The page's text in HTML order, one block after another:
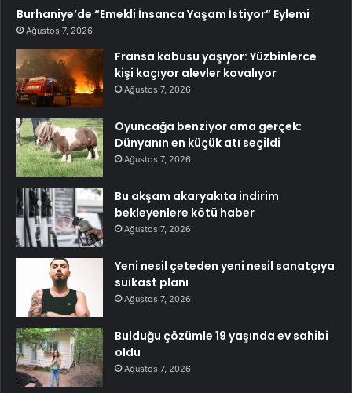
Burhaniye’de “Emekli İnsanca Yaşam İstiyor” Eylemi
Ağustos 7, 2026
Fransa kabusu yaşıyor: Yüzbinlerce
kişi kaçıyor alevler kovalıyor
Ağustos 7, 2026
Oyuncağa benziyor ama gerçek:
Dünyanın en küçük atı seçildi
Ağustos 7, 2026
Bu akşam akaryakıta indirim
bekleyenlere kötü haber
Ağustos 7, 2026
Yeni nesil çeteden yeni nesil sanatçıya
suikast planı
Ağustos 7, 2026
Bulduğu çözümle 19 yaşında ev sahibi
oldu
Ağustos 7, 2026